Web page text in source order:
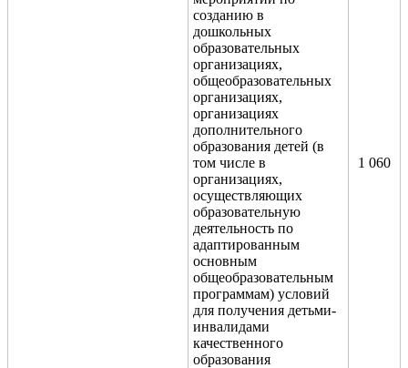
созданию в
дошкольных
образовательных
организациях,
общеобразовательных
организациях,
организациях
дополнительного
образования детей (в
том числе в
организациях,
осуществляющих
образовательную
деятельность по
адаптированным
основным
общеобразовательным
программам) условий
для получения детьми-
инвалидами
качественного
образования
1 060